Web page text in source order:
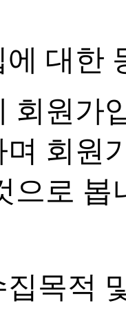
대한
회원가
회원
으로 봅
목적